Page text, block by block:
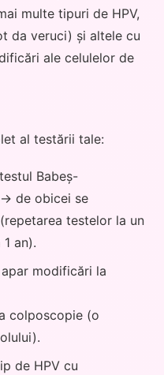
multe tipuri de HPV,
da veruci) și altele cu
ale celulelor de
al testării tale:
Babeș-
de obicei se
testelor la un
an).
modificări la
colposcopie (o
de HPV cu